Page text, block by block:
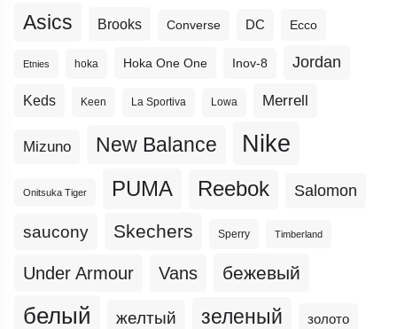
Asics Brooks Converse DC Ecco
Etnies hoka Hoka One One Inov-8 Jordan
Keds Keen La Sportiva Lowa Merrell
Mizuno New Balance Nike
Onitsuka Tiger PUMA Reebok Salomon
saucony Skechers Sperry Timberland
Under Armour Vans бежевый
белый желтый зеленый золото